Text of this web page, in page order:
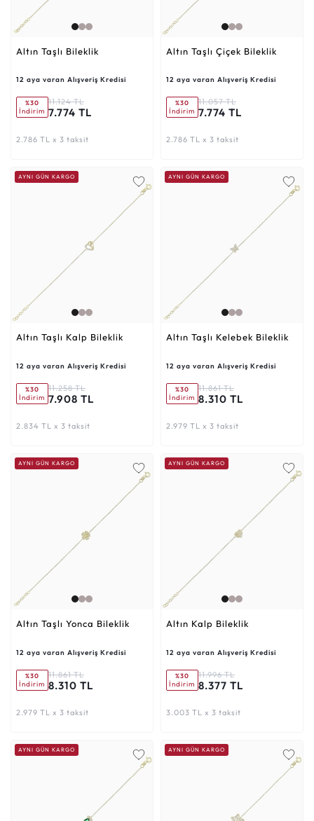
Altın Taşlı Bileklik
12 aya varan Alışveriş Kredisi
%30
İndirim
11.124 TL
7.774 TL
2.786 TL x 3 taksit
Altın Taşlı Çiçek Bileklik
12 aya varan Alışveriş Kredisi
%30
İndirim
11.057 TL
7.774 TL
2.786 TL x 3 taksit
AYNI GÜN KARGO
Altın Taşlı Kalp Bileklik
12 aya varan Alışveriş Kredisi
%30
İndirim
11.258 TL
7.908 TL
2.834 TL x 3 taksit
AYNI GÜN KARGO
Altın Taşlı Kelebek Bileklik
12 aya varan Alışveriş Kredisi
%30
İndirim
11.861 TL
8.310 TL
2.979 TL x 3 taksit
AYNI GÜN KARGO
Altın Taşlı Yonca Bileklik
12 aya varan Alışveriş Kredisi
%30
İndirim
11.861 TL
8.310 TL
2.979 TL x 3 taksit
AYNI GÜN KARGO
Altın Kalp Bileklik
12 aya varan Alışveriş Kredisi
%30
İndirim
11.996 TL
8.377 TL
3.003 TL x 3 taksit
AYNI GÜN KARGO AYNI GÜN KARGO